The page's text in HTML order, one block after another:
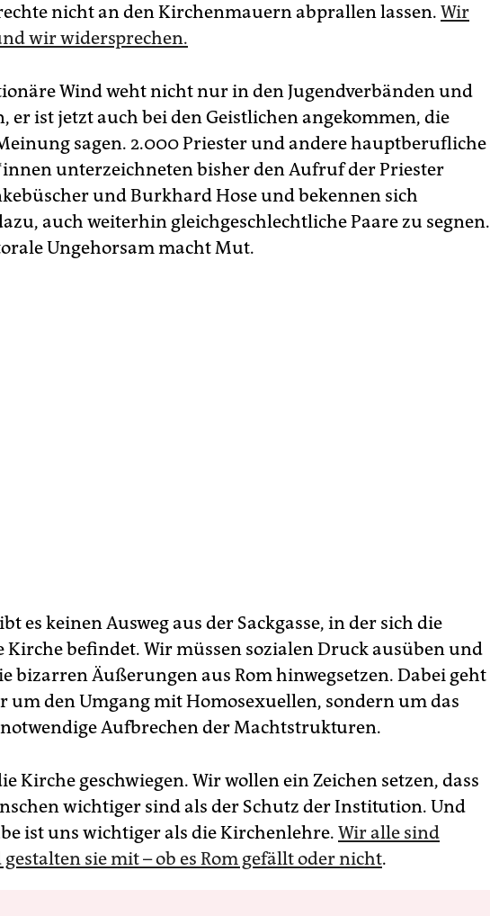
nicht an den Kirchenmauern abprallen lassen. Wir
wir widersprechen.
Wind weht nicht nur in den Jugendverbänden und
er ist jetzt auch bei den Geistlichen angekommen, die
sagen. 2.000 Priester und andere hauptberufliche
unterzeichneten bisher den Aufruf der Priester
und Burkhard Hose und bekennen sich
auch weiterhin gleichgeschlechtliche Paare zu segnen.
Ungehorsam macht Mut.
es keinen Ausweg aus der Sackgasse, in der sich die
Kirche befindet. Wir müssen sozialen Druck ausüben und
bizarren Äußerungen aus Rom hinwegsetzen. Dabei geht
um den Umgang mit Homosexuellen, sondern um das
Aufbrechen der Machtstrukturen.
Kirche geschwiegen. Wir wollen ein Zeichen setzen, dass
wichtiger sind als der Schutz der Institution. Und
ist uns wichtiger als die Kirchenlehre. Wir alle sind
sie mit – ob es Rom gefällt oder nicht.